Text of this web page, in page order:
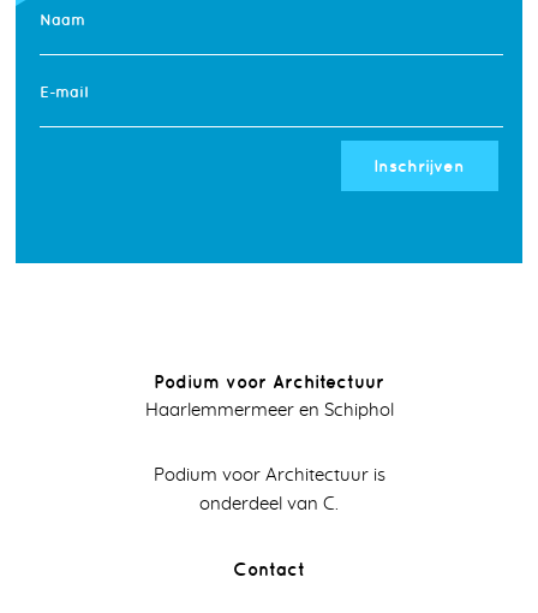
Naam
E-mail
Inschrijven
Podium voor Architectuur
Haarlemmermeer en Schiphol
Podium voor Architectuur is
onderdeel van C.
Contact